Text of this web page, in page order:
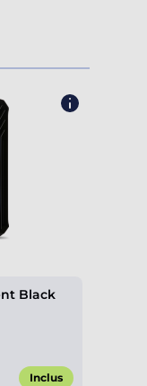
Black
Inclus